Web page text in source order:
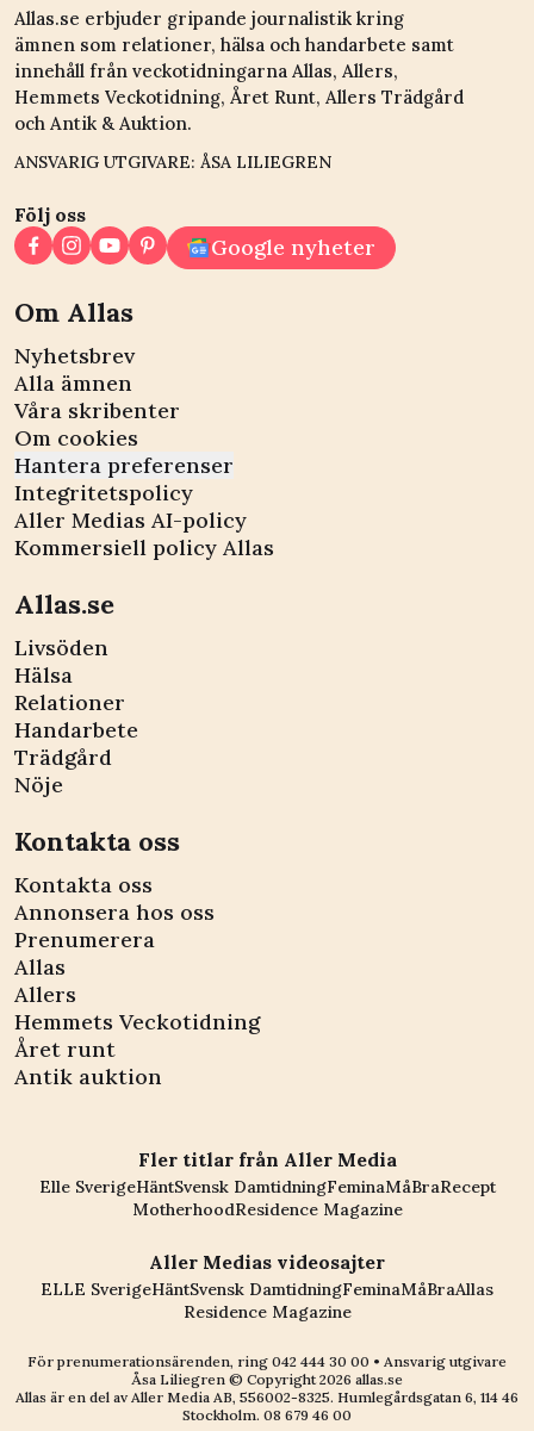
Allas.se erbjuder gripande journalistik kring
ämnen som relationer, hälsa och handarbete samt
innehåll från veckotidningarna Allas, Allers,
Hemmets Veckotidning, Året Runt, Allers Trädgård
och Antik & Auktion.
ANSVARIG UTGIVARE: ÅSA LILIEGREN
Följ oss
Google nyheter
Om Allas
Nyhetsbrev
Alla ämnen
Våra skribenter
Om cookies
Hantera preferenser
Integritetspolicy
Aller Medias AI-policy
Kommersiell policy Allas
Allas.se
Livsöden
Hälsa
Relationer
Handarbete
Trädgård
Nöje
Kontakta oss
Kontakta oss
Annonsera hos oss
Prenumerera
Allas
Allers
Hemmets Veckotidning
Året runt
Antik auktion
Fler titlar från Aller Media
Elle SverigeHäntSvensk DamtidningFeminaMåBraRecept
MotherhoodResidence Magazine
Aller Medias videosajter
ELLE SverigeHäntSvensk DamtidningFeminaMåBraAllas
Residence Magazine
För prenumerationsärenden, ring 042 444 30 00 • Ansvarig utgivare
Åsa Liliegren © Copyright2026 allas.se
Allas är en del av Aller Media AB, 556002-8325. Humlegårdsgatan 6, 114 46
Stockholm. 08 679 46 00